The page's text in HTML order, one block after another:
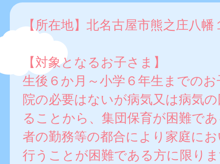
【所在地】北名古屋市熊之庄八幡
【対象となるお子さま】
生後６か月～小学６年生までの
院の必要はないが病気又は病気
ることから、集団保育が困難で
者の勤務等の都合により家庭に
行うことが困難である方に限り